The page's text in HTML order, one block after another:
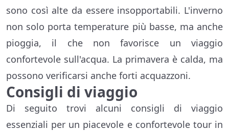
sono così alte da essere insopportabili. L'inverno
non solo porta temperature più basse, ma anche
pioggia, il che non favorisce un viaggio
confortevole sull'acqua. La primavera è calda, ma
possono verificarsi anche forti acquazzoni.
Consigli di viaggio
Di seguito trovi alcuni consigli di viaggio
essenziali per un piacevole e confortevole tour in